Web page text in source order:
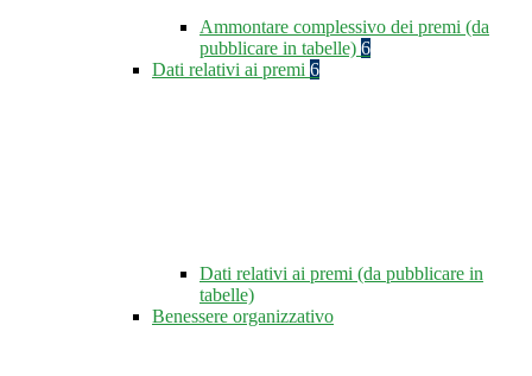
Ammontare complessivo dei premi (da
pubblicare in tabelle) 6
Dati relativi ai premi 6
Dati relativi ai premi (da pubblicare in
tabelle)
Benessere organizzativo